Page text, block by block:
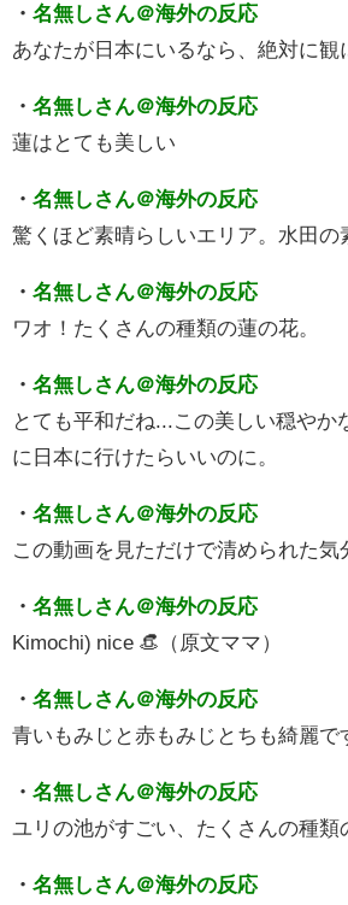
・ 名無しさん＠海外の反応
あなたが日本にいるなら、絶対に観
・ 名無しさん＠海外の反応
蓮はとても美しい
・ 名無しさん＠海外の反応
驚くほど素晴らしいエリア。水田の
・ 名無しさん＠海外の反応
ワオ！たくさんの種類の蓮の花。
・ 名無しさん＠海外の反応
とても平和だね...この美しい穏やか
に日本に行けたらいいのに。
・ 名無しさん＠海外の反応
この動画を見ただけで清められた気
・ 名無しさん＠海外の反応
Kimochi) nice 👒（原文ママ）
・ 名無しさん＠海外の反応
青いもみじと赤もみじとちも綺麗で
・ 名無しさん＠海外の反応
ユリの池がすごい、たくさんの種類
・ 名無しさん＠海外の反応